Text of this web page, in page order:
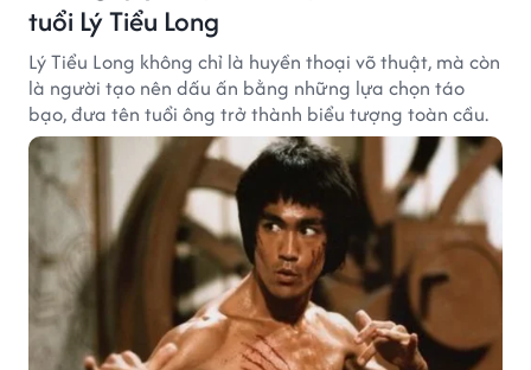
tuổi Lý Tiểu Long
Lý Tiểu Long không chỉ là huyền thoại võ thuật, mà còn
là người tạo nên dấu ấn bằng những lựa chọn táo
bạo, đưa tên tuổi ông trở thành biểu tượng toàn cầu.